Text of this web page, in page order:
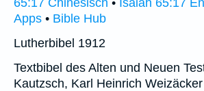
Apps • Bible Hub
Lutherbibel 1912
Textbibel des Alten und Neuen
Kautzsch, Karl Heinrich